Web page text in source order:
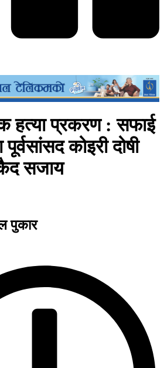
हत्या प्रकरण : सफाई
कोइरी दोषी
कैद सजाय
पुकार